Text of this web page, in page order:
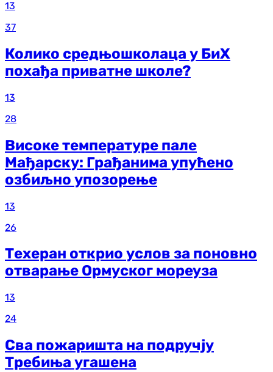
13
37
Колико средњошколаца у БиХ
похађа приватне школе?
13
28
Високе температуре пале
Мађарску: Грађанима упућено
озбиљно упозорење
13
26
Техеран открио услов за поновно
отварање Ормуског мореуза
13
24
Сва пожаришта на подручју
Требиња угашена